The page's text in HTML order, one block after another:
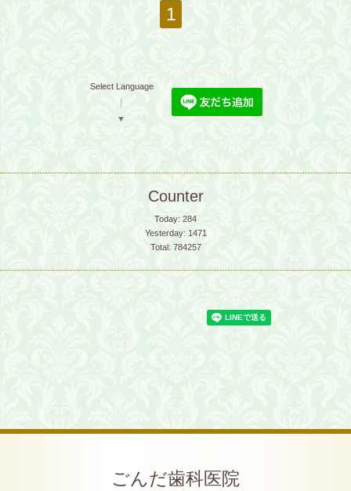
1
Select Language
▼
Counter
Today: 284
Yesterday: 1471
Total: 784257
ごんだ歯科医院